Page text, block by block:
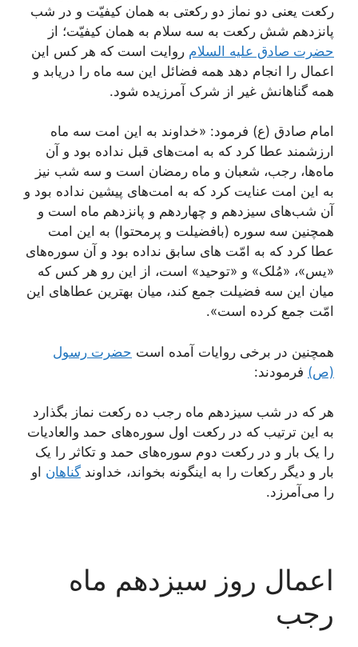
رکعت یعنی دو نماز دو رکعتی به همان کیفیّت و در شب
پانزدهم شش رکعت به سه سلام به همان کیفیّت؛ از
حضرت صادق علیه السلام روایت است که هر کس این
اعمال را انجام دهد همه فضائل این سه ماه را دریابد و
همه گناهانش غیر از شرک آمرزیده شود.
امام صادق (ع) فرمود: «خداوند به این امت سه ماه
ارزشمند عطا کرد که به امت‌های قبل نداده بود و آن
ماه‌ها، رجب، شعبان و ماه رمضان است و سه شب نیز
به این امت عنایت کرد که به امت‌های پیشین نداده بود و
آن شب‌های سیزدهم و چهاردهم و پانزدهم ماه است و
همچنین سه سوره (بافضیلت و پرمحتوا) به این امت
عطا کرد که به امّت های سابق نداده بود و آن سوره‌های
«یس»، «مُلک» و «توحید» است، از این رو هر کس که
میان این سه فضیلت جمع کند، میان بهترین عطاهای این
امّت جمع کرده است».
همچنین در برخی روایات آمده است حضرت رسول
(ص) فرمودند:
هر که در شب سیزدهم ماه رجب ده رکعت نماز بگذارد
به این ترتیب که در رکعت اول سوره‌های حمد والعادیات
را یک بار و در رکعت دوم سوره‌های حمد و تکاثر را یک
بار و دیگر رکعات را به اینگونه بخواند، خداوند گناهان او
را می‌آمرزد.
اعمال روز سیزدهم ماه
رجب